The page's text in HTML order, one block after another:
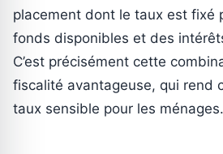
placement dont le taux est fixé
fonds disponibles et des
C’est précisément cette
fiscalité avantageuse, qui rend
taux sensible pour les ménages.